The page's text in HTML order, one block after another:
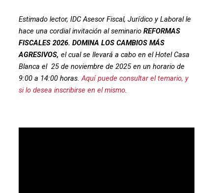
Estimado lector, IDC Asesor Fiscal, Jurídico y Laboral le
hace una cordial invitación al seminario REFORMAS
FISCALES 2026. DOMINA LOS CAMBIOS MÁS
AGRESIVOS, el cual se llevará a cabo en el Hotel Casa
Blanca el 25 de noviembre de 2025 en un horario de
9:00 a 14:00 horas. Aquí puede consultar el temario, y
si lo desea inscribirse en el mismo.